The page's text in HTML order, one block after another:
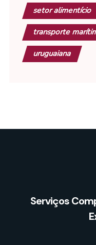
setor alimentício
transporte
uruguaiana
Serviços